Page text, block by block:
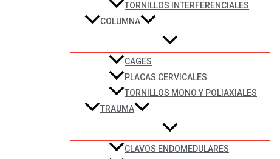
TORNILLOS INTERFERENCIALES
COLUMNA
CAGES
PLACAS CERVICALES
TORNILLOS MONO Y POLIAXIALES
TRAUMA
CLAVOS ENDOMEDULARES